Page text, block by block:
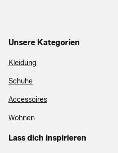
Unsere Kategorien
Kleidung
Schuhe
Accessoires
Wohnen
Lass dich inspirieren